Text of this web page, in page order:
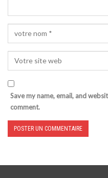
Save my name, email, and
comment.